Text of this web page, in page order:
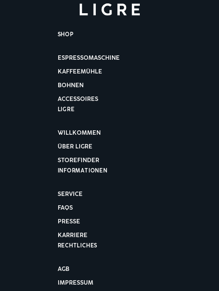
SHOP
ESPRESSOMASCHINE
KAFFEEMÜHLE
BOHNEN
ACCESSOIRES
LIGRE
WILLKOMMEN
ÜBER LIGRE
STOREFINDER
INFORMATIONEN
SERVICE
FAQS
PRESSE
KARRIERE
RECHTLICHES
AGB
IMPRESSUM